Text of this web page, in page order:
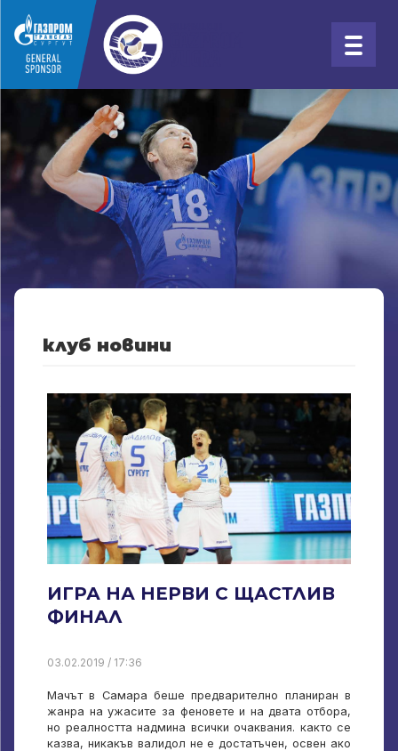
клуб новини
ИГРА НА НЕРВИ С ЩАСТЛИВ
ФИНАЛ
03.02.2019 / 17:36
Мачът в Самара беше предварително планиран в
жанра на ужасите за феновете и на двата отбора,
но реалността надмина всички очаквания. както се
казва, никакъв валидол не е достатъчен, освен ако